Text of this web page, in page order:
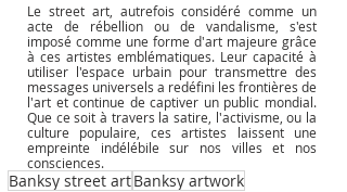
Le street art, autrefois considéré comme un
acte de rébellion ou de vandalisme, s'est
imposé comme une forme d'art majeure grâce
à ces artistes emblématiques. Leur capacité à
utiliser l'espace urbain pour transmettre des
messages universels a redéfini les frontières de
l'art et continue de captiver un public mondial.
Que ce soit à travers la satire, l'activisme, ou la
culture populaire, ces artistes laissent une
empreinte indélébile sur nos villes et nos
consciences.
Banksy street artBanksy artwork